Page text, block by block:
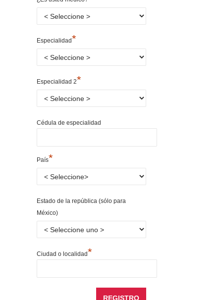
Especialidad*
Especialidad 2*
Cédula de especialidad
País*
Estado de la república (sólo para
México)
Ciudad o localidad*